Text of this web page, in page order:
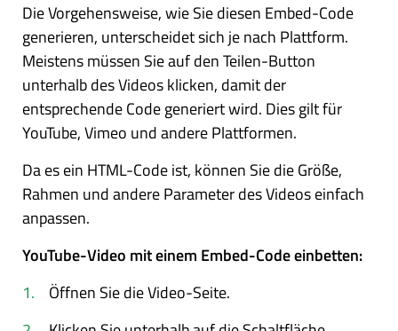
Die Vorgehensweise, wie Sie diesen Embed-Code
generieren, unterscheidet sich je nach Plattform.
Meistens müssen Sie auf den Teilen-Button
unterhalb des Videos klicken, damit der
entsprechende Code generiert wird. Dies gilt für
YouTube, Vimeo und andere Plattformen.
Da es ein HTML-Code ist, können Sie die Größe,
Rahmen und andere Parameter des Videos einfach
anpassen.
YouTube-Video mit einem Embed-Code einbetten:
Öffnen Sie die Video-Seite.